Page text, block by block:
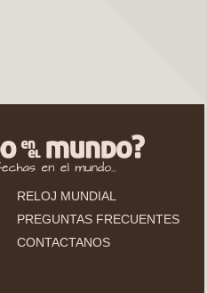
RELOJ MUNDIAL
PREGUNTAS FRECUENTES
CONTACTANOS